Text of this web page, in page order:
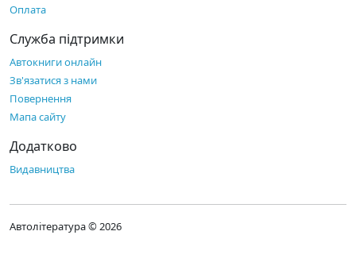
Оплата
Служба підтримки
Автокниги онлайн
Зв'язатися з нами
Повернення
Мапа сайту
Додатково
Видавництва
Автолітература © 2026